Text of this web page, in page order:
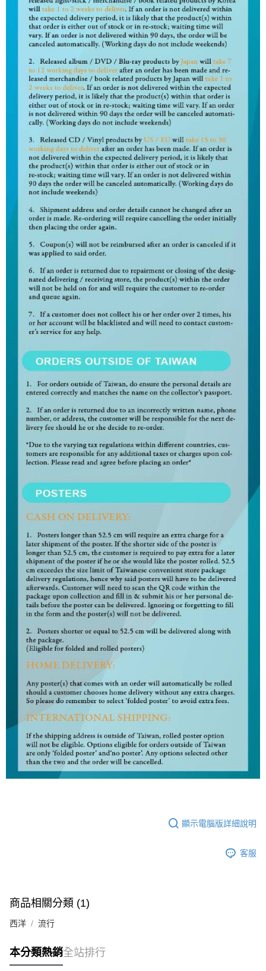
顯示電腦版詳細說明
客服
商品相關分類 (1)
西洋 流行
本分類熱銷全站排行